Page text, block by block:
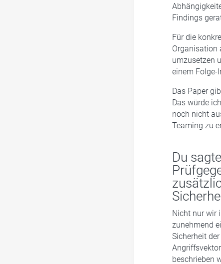
Findings
Für die
Organisation
umzusetzen
einem Folge-
Das Paper
Das würde
noch nicht
Teaming zu
Du
Nicht nur wir
zunehmend
Sicherheit
beschrieben